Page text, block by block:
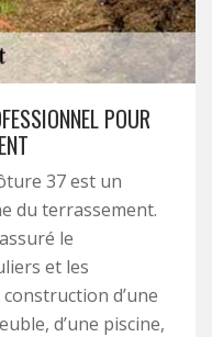
POUR
37 est un
du terrassement.
le
et les
d’une
d’une piscine,